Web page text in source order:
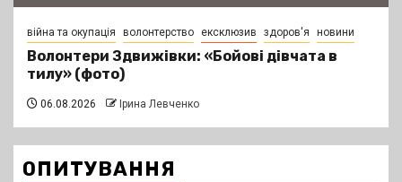
війна та окупація волонтерство ексклюзив здоров'я новини
Волонтери Здвижівки: «Бойові дівчата в
тилу» (фото)
06.08.2026 Ірина Левченко
ОПИТУВАННЯ